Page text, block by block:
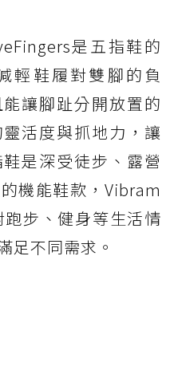
是五指鞋的
輕鞋履對雙腳的負
讓腳趾分開放置的
活度與抓地力，讓
是深受徒步、露營
機能鞋款，Vibram
步、健身等生活情
足不同需求。